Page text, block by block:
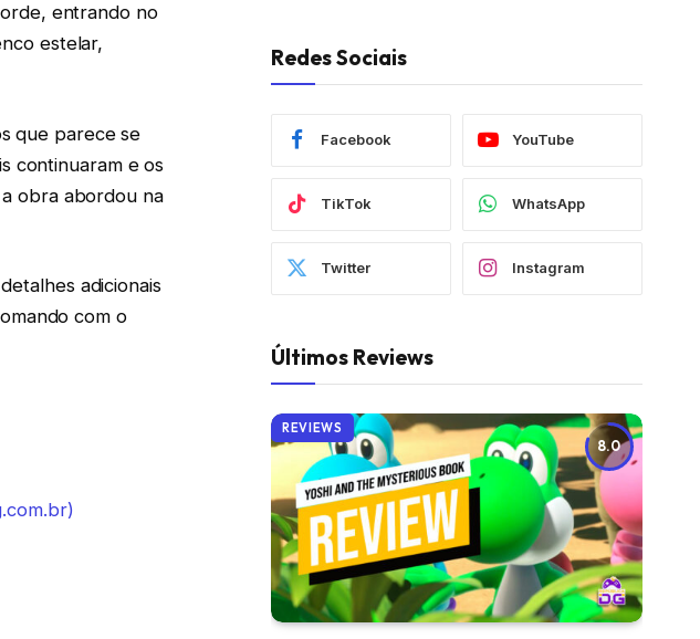
entrando no
estelar,
que parece se
continuaram e os
obra abordou na
adicionais
com o
Redes Sociais
Facebook YouTube
TikTok WhatsApp
Twitter Instagram
Últimos Reviews
8.0
REVIEWS